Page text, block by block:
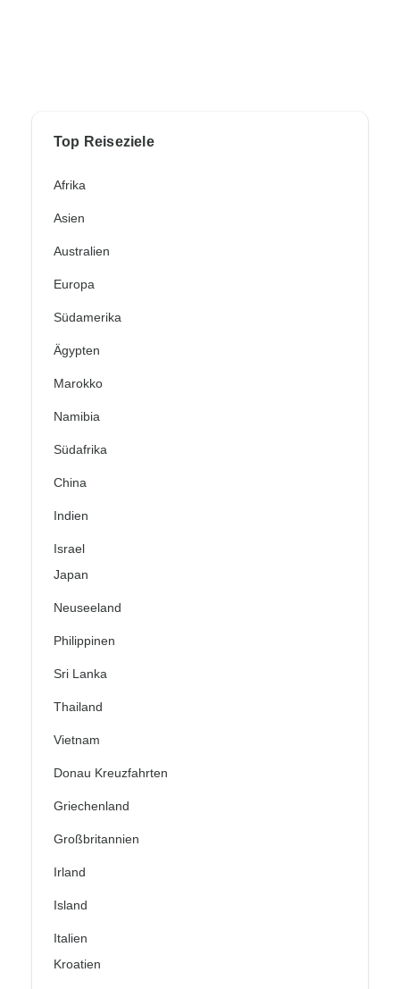
Top Reiseziele
Afrika
Asien
Australien
Europa
Südamerika
Ägypten
Marokko
Namibia
Südafrika
China
Indien
Israel
Japan
Neuseeland
Philippinen
Sri Lanka
Thailand
Vietnam
Donau Kreuzfahrten
Griechenland
Großbritannien
Irland
Island
Italien
Kroatien